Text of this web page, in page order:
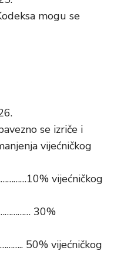
mogu se
se izriče i
vijećničkog
vijećničkog
30%
50% vijećničkog